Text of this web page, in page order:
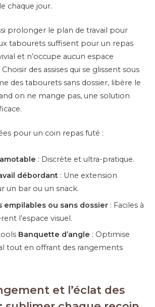
chaque jour.
prolonger le plan de travail pour
tabourets suffisent pour un repas
et n’occupe aucun espace
des assises qui se glissent sous
des tabourets sans dossier, libère le
on ne mange pas, une solution
pour un coin repas futé :
: Discrète et ultra-pratique.
débordant : Une extension
un bar ou un snack.
empilables ou sans dossier : Faciles à
l’espace visuel.
Banquette d’angle : Optimise
tout en offrant des rangements
et l’éclat des